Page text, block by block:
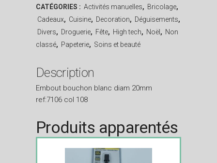
CATÉGORIES : Activités manuelles, Bricolage,
Cadeaux, Cuisine, Decoration, Déguisements,
Divers, Droguerie, Fête, High tech, Noël , Non
classé, Papeterie, Soins et beauté
Description
Embout bouchon blanc diam 20mm
ref:7106 col 108
Produits apparentés